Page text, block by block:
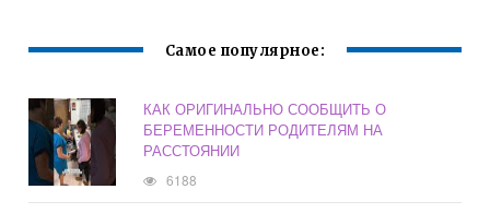
Самое популярное:
КАК ОРИГИНАЛЬНО СООБЩИТЬ О
БЕРЕМЕННОСТИ РОДИТЕЛЯМ НА
РАССТОЯНИИ
6188